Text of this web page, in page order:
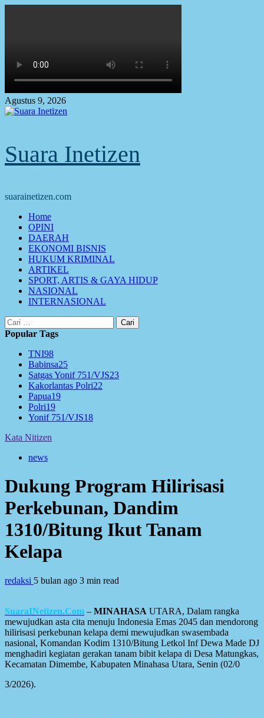
Agustus 9, 2026
Suara Inetizen
suarainetizen.com
Primary
Menu
Home
OPINI
DAERAH
EKONOMI BISNIS
HUKUM KRIMINAL
ARTIKEL
SPORT, ARTIS & GAYA HIDUP
NASIONAL
INTERNASIONAL
Cari
untuk:
Popular Tags
TNI98
Babinsa25
Satgas Yonif 751/VJS23
Kakorlantas Polri22
Papua19
Polri19
Yonif 751/VJS18
Kata Nitizen
news
Dukung Program Hilirisasi
Perkebunan, Dandim
1310/Bitung Ikut Tanam
Kelapa
redaksi 5 bulan ago 3 min read
SuaraINetizen.Com – MINAHASA UTARA, Dalam rangka
mewujudkan asta cita menuju Indonesia Emas 2045 dan mendorong
hilirisasi perkebunan kelapa demi mewujudkan swasembada
nasional, Komandan Kodim 1310/Bitung Letkol Inf Dewa Made DJ
menghadiri kegiatan gerakan tanam bibit kelapa di Desa Matungkas,
Kecamatan Dimembe, Kabupaten Minahasa Utara, Senin (02/0
3/2026).